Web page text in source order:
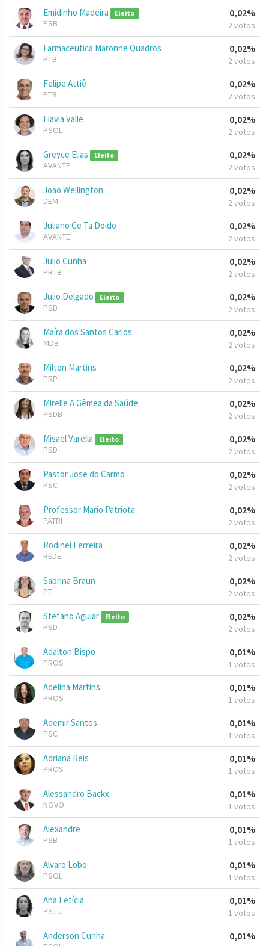
Emidinho Madeira Eleito
PSB
0,02%
2 votos
Farmaceutica Maronne Quadros
PTB
0,02%
2 votos
Felipe Attiê
PTB
0,02%
2 votos
Flavia Valle
PSOL
0,02%
2 votos
Greyce Elias Eleito
AVANTE
0,02%
2 votos
João Wellington
DEM
0,02%
2 votos
Juliano Ce Ta Doido
AVANTE
0,02%
2 votos
Julio Cunha
PRTB
0,02%
2 votos
Julio Delgado Eleito
PSB
0,02%
2 votos
Maíra dos Santos Carlos
MDB
0,02%
2 votos
Milton Martins
PRP
0,02%
2 votos
Mirelle A Gêmea da Saúde
PSDB
0,02%
2 votos
Misael Varella Eleito
PSD
0,02%
2 votos
Pastor Jose do Carmo
PSC
0,02%
2 votos
Professor Mario Patriota
PATRI
0,02%
2 votos
Rodinei Ferreira
REDE
0,02%
2 votos
Sabrina Braun
PT
0,02%
2 votos
Stefano Aguiar Eleito
PSD
0,02%
2 votos
Adalton Bispo
PROS
0,01%
1 votos
Adelina Martins
PROS
0,01%
1 votos
Ademir Santos
PSC
0,01%
1 votos
Adriana Reis
PROS
0,01%
1 votos
Alessandro Backx
NOVO
0,01%
1 votos
Alexandre
PSB
0,01%
1 votos
Alvaro Lobo
PSOL
0,01%
1 votos
Ana Letícia
PSTU
0,01%
1 votos
Anderson Cunha 0,01%